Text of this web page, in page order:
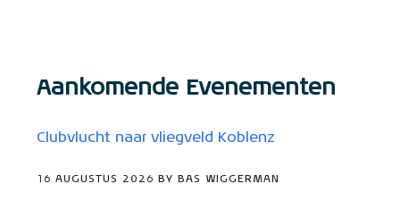
Aankomende Evenementen
Clubvlucht naar vliegveld Koblenz
16 AUGUSTUS 2026 BY BAS WIGGERMAN